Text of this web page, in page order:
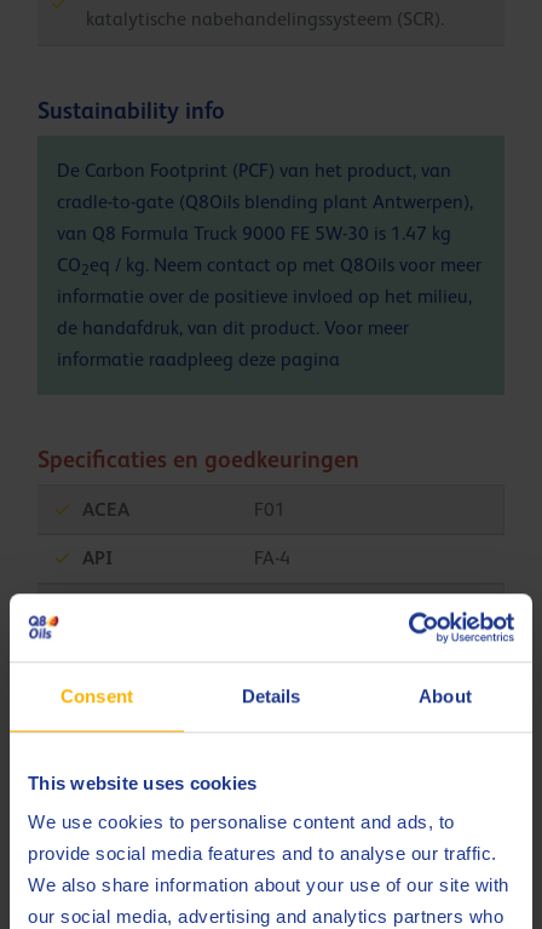
Consent Details About
This website uses cookies
We use cookies to personalise content and ads, to
provide social media features and to analyse our traffic.
We also share information about your use of our site with
our social media, advertising and analytics partners who
katalytische nabehandelingssysteem (SCR).
Sustainability info
De Carbon Footprint (PCF) van het product, van
cradle-to-gate (Q8Oils blending plant Antwerpen),
van Q8 Formula Truck 9000 FE 5W-30 is 1.47 kg
CO2eq / kg. Neem contact op met Q8Oils voor meer
informatie over de positieve invloed op het milieu,
de handafdruk, van dit product. Voor meer
informatie raadpleeg deze pagina
Specificaties en goedkeuringen
ACEA F01
API FA-4
Cummins CES 20087
DTFR 15C130 (MB
228.61)
Detroit Diesel DFS 93K223
Ford M2C219-A1